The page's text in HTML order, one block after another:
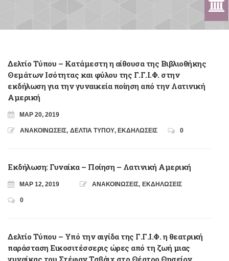
Δελτίο Τύπου – Κατάμεστη η αίθουσα της Βιβλιοθήκης
Θεμάτων Ισότητας και φύλου της Γ.Γ.Ι.Φ. στην
εκδήλωση για την γυναικεία ποίηση από την Λατινική
Αμερική
ΜΑΡ 20, 2019
ΑΝΑΚΟΙΝΩΣΕΙΣ, ΔΕΛΤΙΑ ΤΥΠΟΥ, ΕΚΔΗΛΩΣΕΙΣ 0
Εκδήλωση: Γυναίκα – Ποίηση – Λατινική Αμερική
ΜΑΡ 12, 2019 ΑΝΑΚΟΙΝΩΣΕΙΣ, ΕΚΔΗΛΩΣΕΙΣ
0
Δελτίο Τύπου – Υπό την αιγίδα της Γ.Γ.Ι.Φ. η θεατρική
παράσταση Εικοσιτέσσερις ώρες από τη ζωή μιας
γυναίκας του Στέφαν Τσβάιχ στο Θέατρο Θησείον